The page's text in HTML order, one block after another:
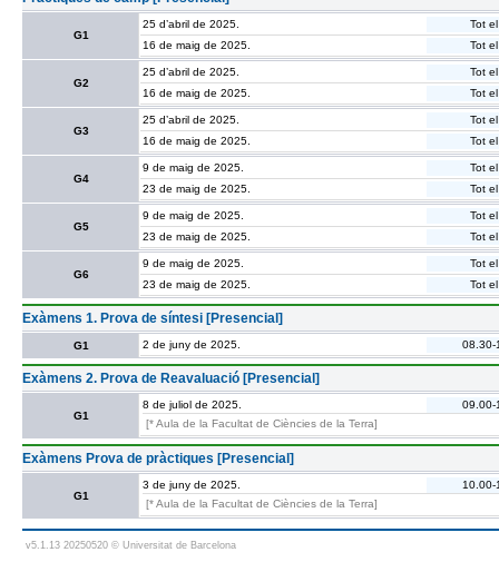
G1
25 d’abril de 2025.
Tot
16 de maig de 2025.
Tot
G2
25 d’abril de 2025.
Tot
16 de maig de 2025.
Tot
G3
25 d’abril de 2025.
Tot
16 de maig de 2025.
Tot
G4
9 de maig de 2025.
Tot
23 de maig de 2025.
Tot
G5
9 de maig de 2025.
Tot
23 de maig de 2025.
Tot
G6
9 de maig de 2025.
Tot
23 de maig de 2025.
Tot
Exàmens 1. Prova de síntesi [Presencial]
G1 2 de juny de 2025. 08.30-
Exàmens 2. Prova de Reavaluació [Presencial]
G1
8 de juliol de 2025.
09.00-
[* Aula de la Facultat de Ciències de la Terra]
Exàmens Prova de pràctiques [Presencial]
G1
3 de juny de 2025.
10.00-
[* Aula de la Facultat de Ciències de la Terra]
v5.1.13 20250520 © Universitat de Barcelona